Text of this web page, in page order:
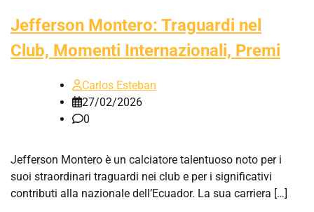
Jefferson Montero: Traguardi nel
Club, Momenti Internazionali, Premi
Carlos Esteban
27/02/2026
0
Jefferson Montero è un calciatore talentuoso noto per i
suoi straordinari traguardi nei club e per i significativi
contributi alla nazionale dell’Ecuador. La sua carriera […]